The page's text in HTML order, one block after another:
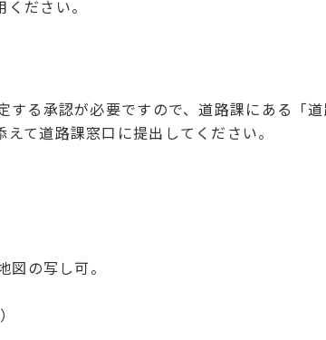
ださい。
する承認が必要ですので、道路課にある「
て道路課窓口に提出してください。
の写し可。